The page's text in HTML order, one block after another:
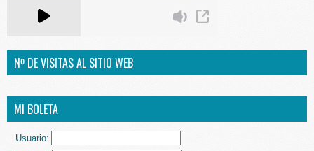
Nº DE VISITAS AL SITIO WEB
MI BOLETA
Usuario: